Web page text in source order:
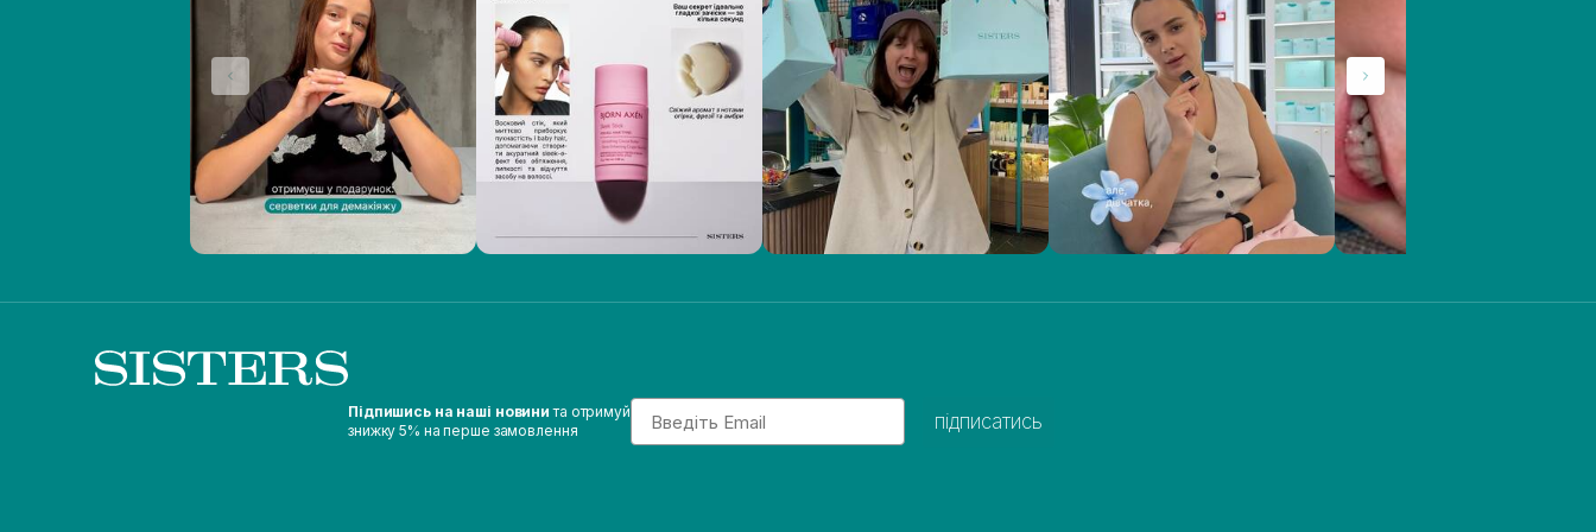
Підпишись на наші новини та отримуй
знижку 5% на перше замовлення
Email
підписатись